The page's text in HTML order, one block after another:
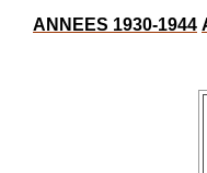
ANNEES 1930-1944